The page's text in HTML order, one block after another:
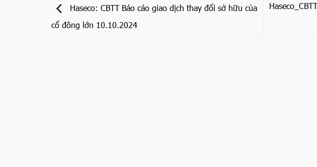
Haseco: CBTT Báo cáo giao dịch thay đổi sở hữu của
cổ đông lớn 10.10.2024